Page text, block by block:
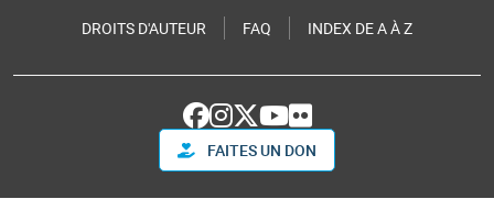
DROITS D'AUTEUR FAQ INDEX DE A À Z
FAITES UN DON